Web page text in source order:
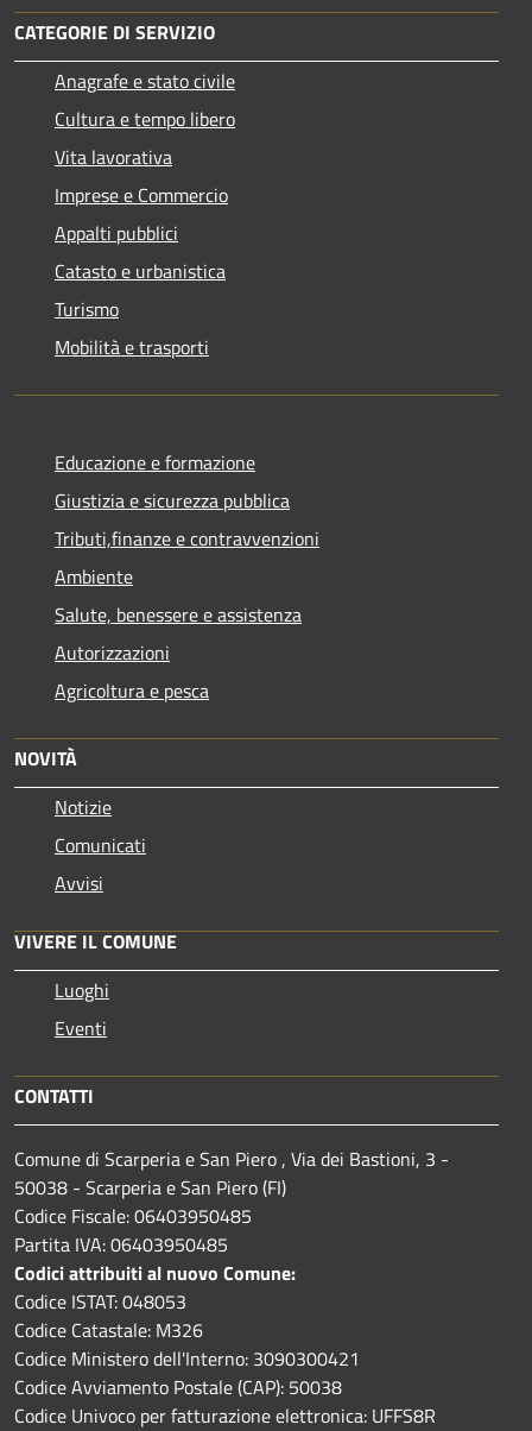
CATEGORIE DI SERVIZIO
Anagrafe e stato civile
Cultura e tempo libero
Vita lavorativa
Imprese e Commercio
Appalti pubblici
Catasto e urbanistica
Turismo
Mobilità e trasporti
Educazione e formazione
Giustizia e sicurezza pubblica
Tributi,finanze e contravvenzioni
Ambiente
Salute, benessere e assistenza
Autorizzazioni
Agricoltura e pesca
NOVITÀ
Notizie
Comunicati
Avvisi
VIVERE IL COMUNE
Luoghi
Eventi
CONTATTI
Comune di Scarperia e San Piero , Via dei Bastioni, 3 -
50038 - Scarperia e San Piero (FI)
Codice Fiscale: 06403950485
Partita IVA: 06403950485
Codici attribuiti al nuovo Comune:
Codice ISTAT: 048053
Codice Catastale: M326
Codice Ministero dell'Interno: 3090300421
Codice Avviamento Postale (CAP): 50038
Codice Univoco per fatturazione elettronica: UFFS8R